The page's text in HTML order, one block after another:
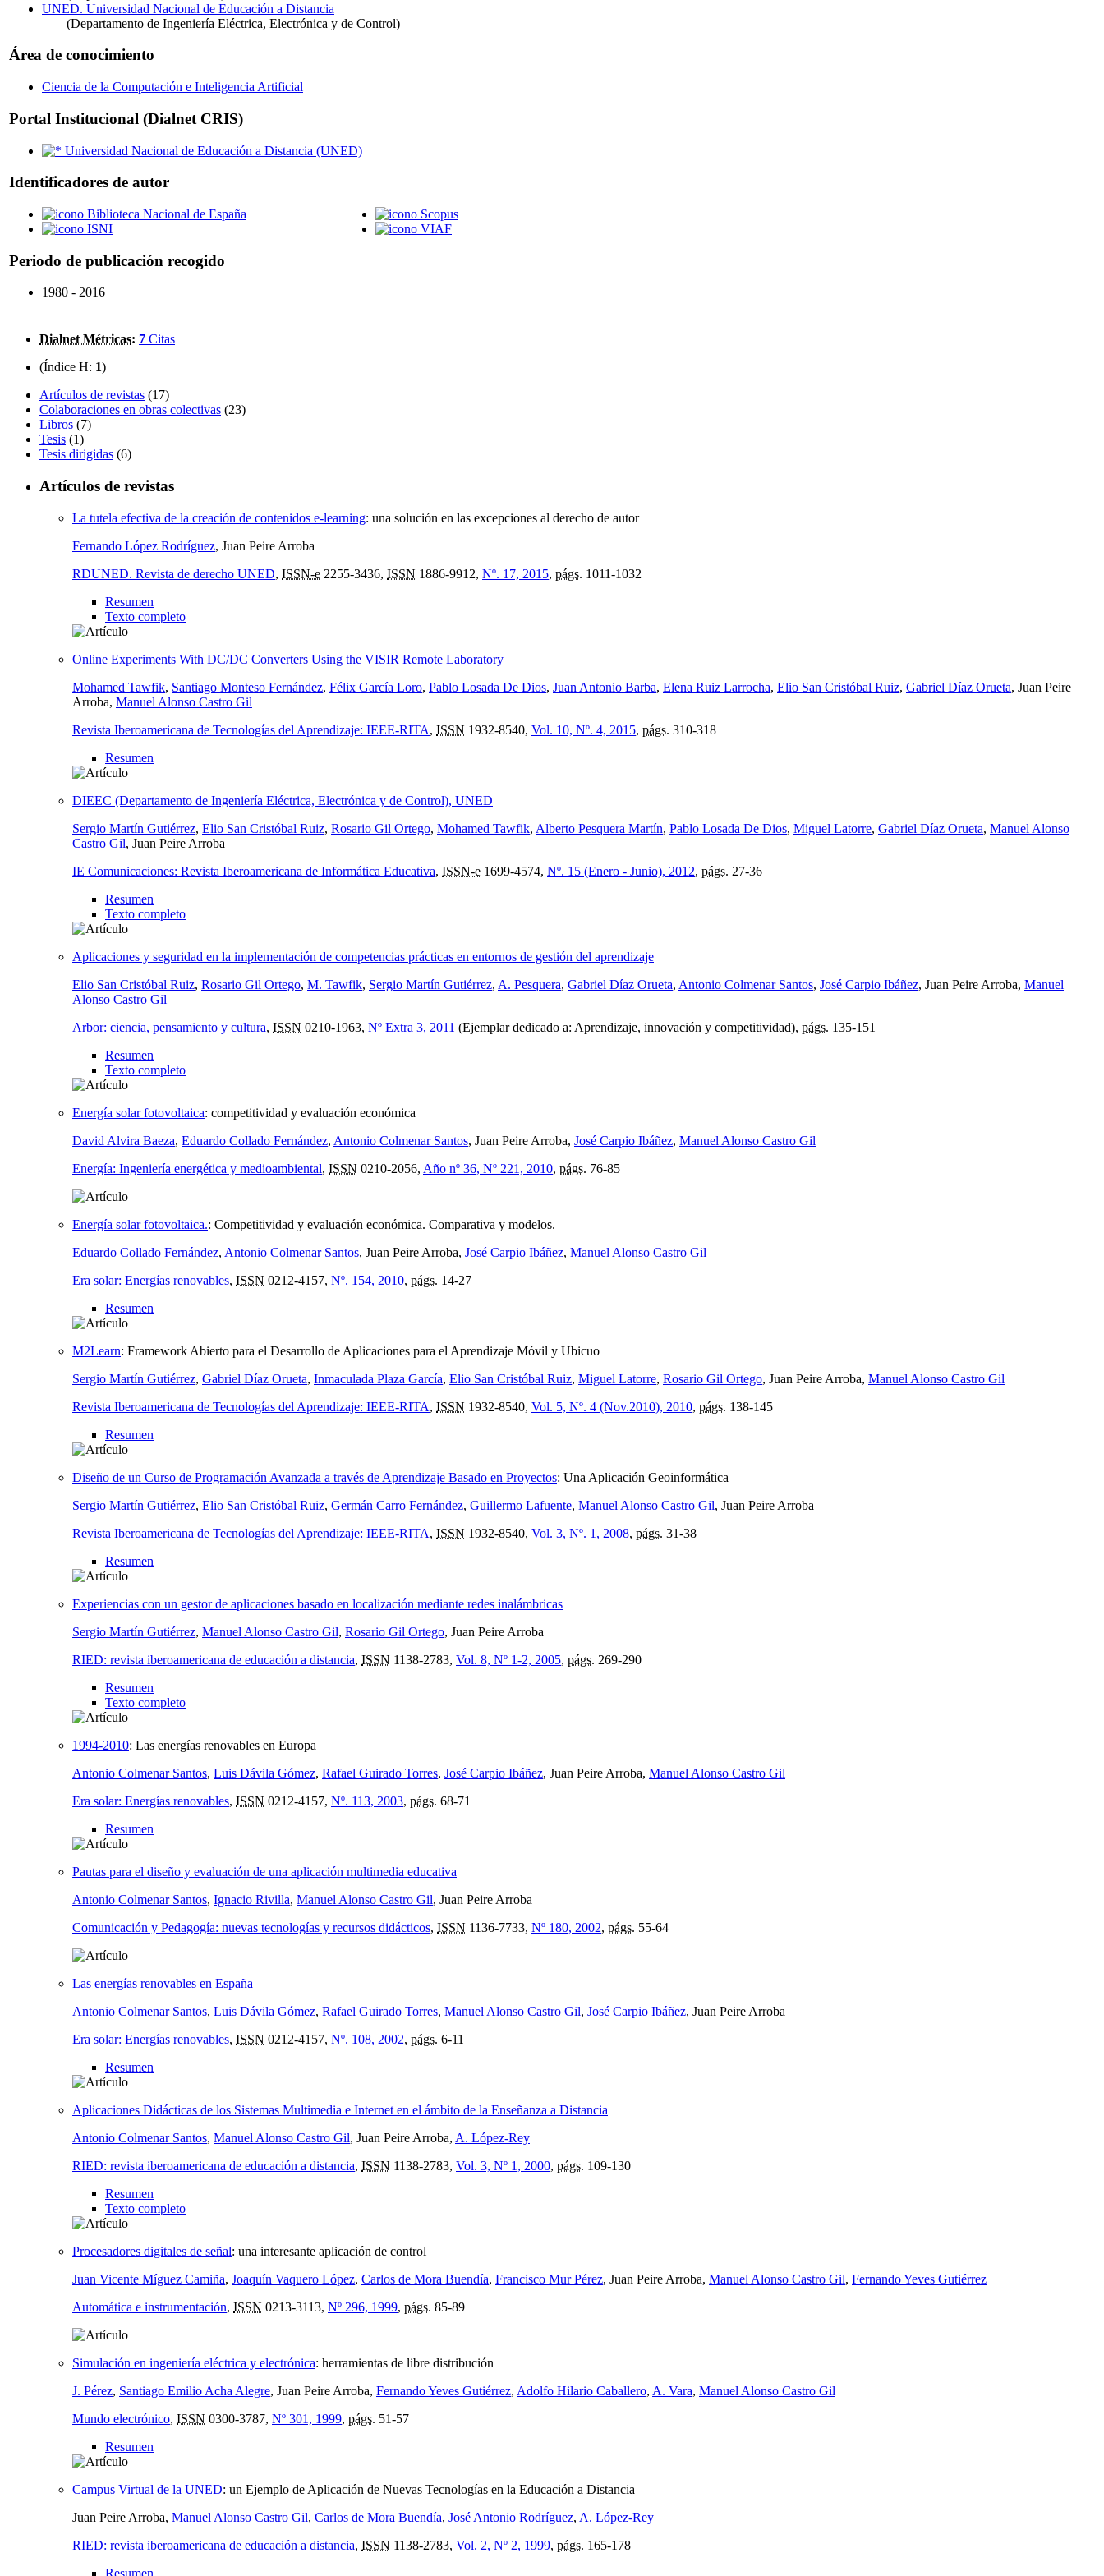
UNED. Universidad Nacional de Educación a Distancia
(Departamento de Ingeniería Eléctrica, Electrónica y de Control)
Área de conocimiento
Ciencia de la Computación e Inteligencia Artificial
Portal Institucional (Dialnet CRIS)
Universidad Nacional de Educación a Distancia (UNED)
Identificadores de autor
Biblioteca Nacional de España
ISNI
Scopus
VIAF
Periodo de publicación recogido
1980 - 2016
Dialnet Métricas: 7 Citas
(Índice H: 1)
Artículos de revistas (17)
Colaboraciones en obras colectivas (23)
Libros (7)
Tesis (1)
Tesis dirigidas (6)
Artículos de revistas
La tutela efectiva de la creación de contenidos e-learning: una solución en las excepciones al derecho de autor
Fernando López Rodríguez, Juan Peire Arroba
RDUNED. Revista de derecho UNED, ISSN-e 2255-3436, ISSN 1886-9912, Nº. 17, 2015, págs. 1011-1032
Resumen
Texto completo
Online Experiments With DC/DC Converters Using the VISIR Remote Laboratory
Mohamed Tawfik, Santiago Monteso Fernández, Félix García Loro, Pablo Losada De Dios, Juan Antonio Barba, Elena Ruiz Larrocha, Elio San Cristóbal Ruiz, Gabriel Díaz Orueta, Juan Peire
Arroba, Manuel Alonso Castro Gil
Revista Iberoamericana de Tecnologías del Aprendizaje: IEEE-RITA, ISSN 1932-8540, Vol. 10, Nº. 4, 2015, págs. 310-318
Resumen
DIEEC (Departamento de Ingeniería Eléctrica, Electrónica y de Control), UNED
Sergio Martín Gutiérrez, Elio San Cristóbal Ruiz, Rosario Gil Ortego, Mohamed Tawfik, Alberto Pesquera Martín, Pablo Losada De Dios, Miguel Latorre, Gabriel Díaz Orueta, Manuel Alonso
Castro Gil, Juan Peire Arroba
IE Comunicaciones: Revista Iberoamericana de Informática Educativa, ISSN-e 1699-4574, Nº. 15 (Enero - Junio), 2012, págs. 27-36
Resumen
Texto completo
Aplicaciones y seguridad en la implementación de competencias prácticas en entornos de gestión del aprendizaje
Elio San Cristóbal Ruiz, Rosario Gil Ortego, M. Tawfik, Sergio Martín Gutiérrez, A. Pesquera, Gabriel Díaz Orueta, Antonio Colmenar Santos, José Carpio Ibáñez, Juan Peire Arroba, Manuel
Alonso Castro Gil
Arbor: ciencia, pensamiento y cultura, ISSN 0210-1963, Nº Extra 3, 2011 (Ejemplar dedicado a: Aprendizaje, innovación y competitividad), págs. 135-151
Resumen
Texto completo
Energía solar fotovoltaica: competitividad y evaluación económica
David Alvira Baeza, Eduardo Collado Fernández, Antonio Colmenar Santos, Juan Peire Arroba, José Carpio Ibáñez, Manuel Alonso Castro Gil
Energía: Ingeniería energética y medioambiental, ISSN 0210-2056, Año nº 36, Nº 221, 2010, págs. 76-85
Energía solar fotovoltaica.: Competitividad y evaluación económica. Comparativa y modelos.
Eduardo Collado Fernández, Antonio Colmenar Santos, Juan Peire Arroba, José Carpio Ibáñez, Manuel Alonso Castro Gil
Era solar: Energías renovables, ISSN 0212-4157, Nº. 154, 2010, págs. 14-27
Resumen
M2Learn: Framework Abierto para el Desarrollo de Aplicaciones para el Aprendizaje Móvil y Ubicuo
Sergio Martín Gutiérrez, Gabriel Díaz Orueta, Inmaculada Plaza García, Elio San Cristóbal Ruiz, Miguel Latorre, Rosario Gil Ortego, Juan Peire Arroba, Manuel Alonso Castro Gil
Revista Iberoamericana de Tecnologías del Aprendizaje: IEEE-RITA, ISSN 1932-8540, Vol. 5, Nº. 4 (Nov.2010), 2010, págs. 138-145
Resumen
Diseño de un Curso de Programación Avanzada a través de Aprendizaje Basado en Proyectos: Una Aplicación Geoinformática
Sergio Martín Gutiérrez, Elio San Cristóbal Ruiz, Germán Carro Fernández, Guillermo Lafuente, Manuel Alonso Castro Gil, Juan Peire Arroba
Revista Iberoamericana de Tecnologías del Aprendizaje: IEEE-RITA, ISSN 1932-8540, Vol. 3, Nº. 1, 2008, págs. 31-38
Resumen
Experiencias con un gestor de aplicaciones basado en localización mediante redes inalámbricas
Sergio Martín Gutiérrez, Manuel Alonso Castro Gil, Rosario Gil Ortego, Juan Peire Arroba
RIED: revista iberoamericana de educación a distancia, ISSN 1138-2783, Vol. 8, Nº 1-2, 2005, págs. 269-290
Resumen
Texto completo
1994-2010: Las energías renovables en Europa
Antonio Colmenar Santos, Luis Dávila Gómez, Rafael Guirado Torres, José Carpio Ibáñez, Juan Peire Arroba, Manuel Alonso Castro Gil
Era solar: Energías renovables, ISSN 0212-4157, Nº. 113, 2003, págs. 68-71
Resumen
Pautas para el diseño y evaluación de una aplicación multimedia educativa
Antonio Colmenar Santos, Ignacio Rivilla, Manuel Alonso Castro Gil, Juan Peire Arroba
Comunicación y Pedagogía: nuevas tecnologías y recursos didácticos, ISSN 1136-7733, Nº 180, 2002, págs. 55-64
Las energías renovables en España
Antonio Colmenar Santos, Luis Dávila Gómez, Rafael Guirado Torres, Manuel Alonso Castro Gil, José Carpio Ibáñez, Juan Peire Arroba
Era solar: Energías renovables, ISSN 0212-4157, Nº. 108, 2002, págs. 6-11
Resumen
Aplicaciones Didácticas de los Sistemas Multimedia e Internet en el ámbito de la Enseñanza a Distancia
Antonio Colmenar Santos, Manuel Alonso Castro Gil, Juan Peire Arroba, A. López-Rey
RIED: revista iberoamericana de educación a distancia, ISSN 1138-2783, Vol. 3, Nº 1, 2000, págs. 109-130
Resumen
Texto completo
Procesadores digitales de señal: una interesante aplicación de control
Juan Vicente Míguez Camiña, Joaquín Vaquero López, Carlos de Mora Buendía, Francisco Mur Pérez, Juan Peire Arroba, Manuel Alonso Castro Gil, Fernando Yeves Gutiérrez
Automática e instrumentación, ISSN 0213-3113, Nº 296, 1999, págs. 85-89
Simulación en ingeniería eléctrica y electrónica: herramientas de libre distribución
J. Pérez, Santiago Emilio Acha Alegre, Juan Peire Arroba, Fernando Yeves Gutiérrez, Adolfo Hilario Caballero, A. Vara, Manuel Alonso Castro Gil
Mundo electrónico, ISSN 0300-3787, Nº 301, 1999, págs. 51-57
Resumen
Campus Virtual de la UNED: un Ejemplo de Aplicación de Nuevas Tecnologías en la Educación a Distancia
Juan Peire Arroba, Manuel Alonso Castro Gil, Carlos de Mora Buendía, José Antonio Rodríguez, A. López-Rey
RIED: revista iberoamericana de educación a distancia, ISSN 1138-2783, Vol. 2, Nº 2, 1999, págs. 165-178
Resumen